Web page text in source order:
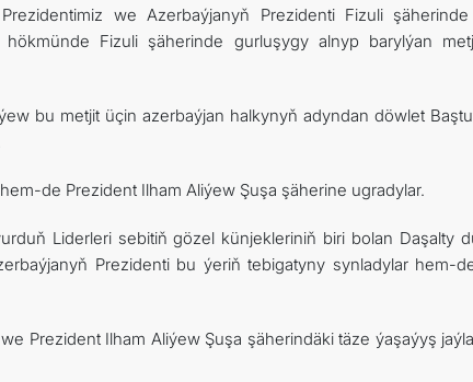
we Azerbaýjanyň Prezidenti Fizuli
Fizuli şäherinde gurluşygy alnyp barylýan
bu metjit üçin azerbaýjan halkynyň adyndan döwlet
de Prezident Ilham Aliýew Şuşa şäherine ugradylar.
Liderleri sebitiň gözel künjekleriniň biri bolan Daşalty
Prezidenti bu ýeriň tebigatyny synladylar hem-
Prezident Ilham Aliýew Şuşa şäherindäki täze ýaşaýyş